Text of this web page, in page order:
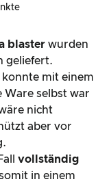
blaster wurden
geliefert.
konnte mit einem
Ware selbst war
nicht
aber vor
vollständig
in einem